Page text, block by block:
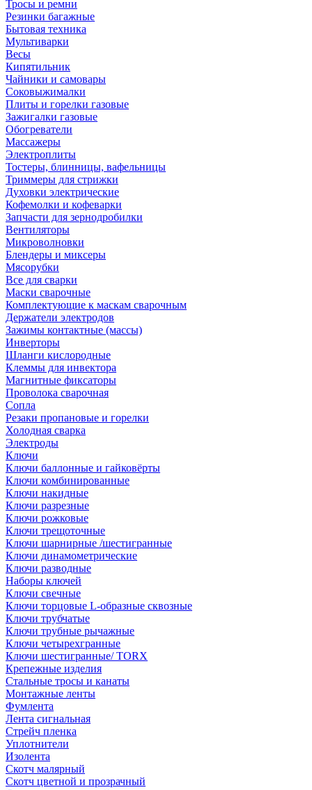
Тросы и ремни
Резинки багажные
Бытовая техника
Мультиварки
Весы
Кипятильник
Чайники и самовары
Соковыжималки
Плиты и горелки газовые
Зажигалки газовые
Обогреватели
Массажеры
Электроплиты
Тостеры, блинницы, вафельницы
Триммеры для стрижки
Духовки электрические
Кофемолки и кофеварки
Запчасти для зернодробилки
Вентиляторы
Микроволновки
Блендеры и миксеры
Мясорубки
Все для сварки
Маски сварочные
Комплектующие к маскам сварочным
Держатели электродов
Зажимы контактные (массы)
Инверторы
Шланги кислородные
Клеммы для инвектора
Магнитные фиксаторы
Проволока сварочная
Сопла
Резаки пропановые и горелки
Холодная сварка
Электроды
Ключи
Ключи баллонные и гайковёрты
Ключи комбинированные
Ключи накидные
Ключи разрезные
Ключи рожковые
Ключи трещоточные
Ключи шарнирные /шестигранные
Ключи динамометрические
Ключи разводные
Наборы ключей
Ключи свечные
Ключи торцовые L-образные сквозные
Ключи трубчатые
Ключи трубные рычажные
Ключи четырехгранные
Ключи шестигранные/ TORX
Крепежные изделия
Стальные тросы и канаты
Монтажные ленты
Фумлента
Лента сигнальная
Стрейч пленка
Уплотнители
Изолента
Скотч малярный
Скотч цветной и прозрачный